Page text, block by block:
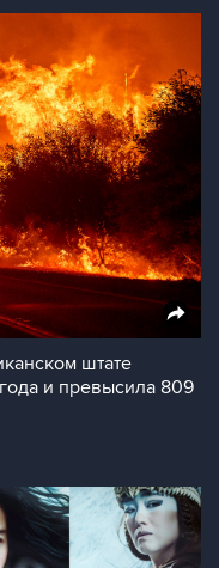
штате
и превысила 809